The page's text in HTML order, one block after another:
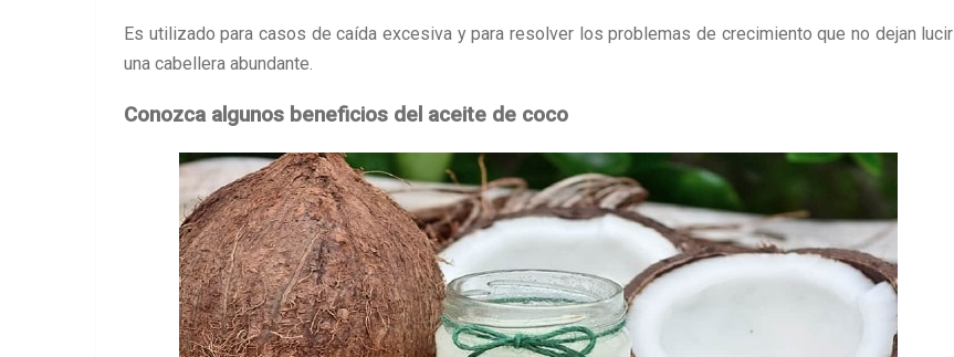
Es utilizado para casos de caída excesiva y para resolver los problemas de crecimiento que no dejan lucir
una cabellera abundante.
Conozca algunos beneficios del aceite de coco